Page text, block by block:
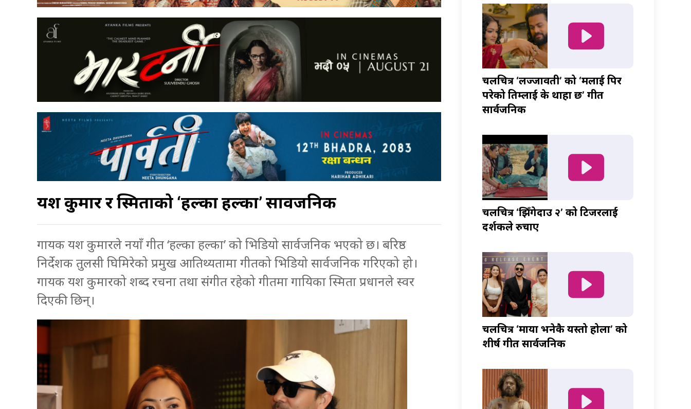
यश कुमार र स्मिताको ‘हल्का हल्का’ सार्वजनिक
गायक यश कुमारले नयाँ गीत ‘हल्का हल्का’ को भिडियो सार्वजनिक भएको छ। बरिष्ठ
निर्देशक तुलसी घिमिरेको प्रमुख आतिथ्यतामा गीतको भिडियो सार्वजनिक गरिएको हो।
गायक यश कुमारको शब्द रचना तथा संगीत रहेको गीतमा गायिका स्मिता प्रधानले स्वर
दिएकी छिन्।
चलचित्र ‘लज्जावती’ को ‘मलाई पिर
परेको तिम्लाई के थाहा छ’ गीत
सार्वजनिक
चलचित्र ‘झिँगेदाउ २’ को टिजरलाई
दर्शकले रुचाए
चलचित्र ‘माया भनेकै यस्तो होला’ को
शीर्ष गीत सार्वजनिक